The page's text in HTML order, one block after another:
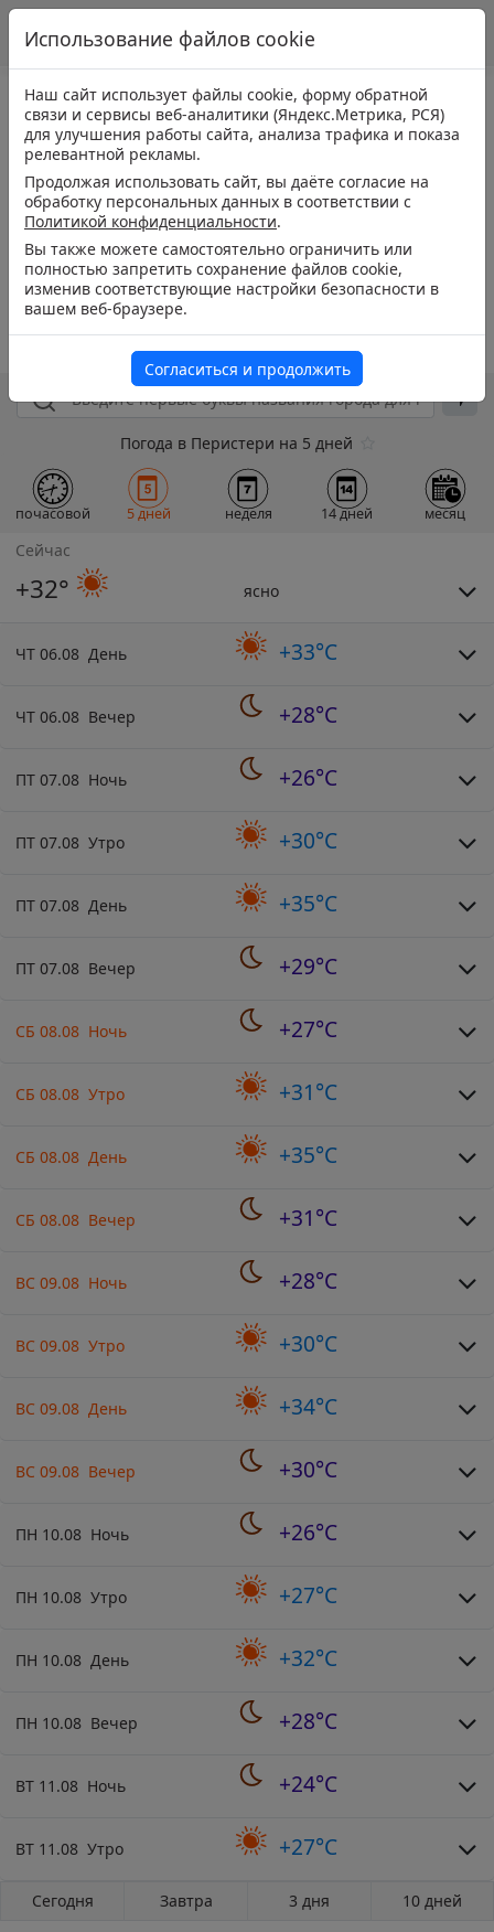
Погода в Перистери на 5 дней
почасовой 5 дней неделя 14 дней месяц
Сейчас
+32° ясно
ЧТ 06.08 День +33°C
ЧТ 06.08 Вечер +28°C
ПТ 07.08 Ночь +26°C
ПТ 07.08 Утро +30°C
ПТ 07.08 День +35°C
ПТ 07.08 Вечер +29°C
СБ 08.08 Ночь +27°C
СБ 08.08 Утро +31°C
СБ 08.08 День +35°C
СБ 08.08 Вечер +31°C
ВС 09.08 Ночь +28°C
ВС 09.08 Утро +30°C
ВС 09.08 День +34°C
ВС 09.08 Вечер +30°C
ПН 10.08 Ночь +26°C
ПН 10.08 Утро +27°C
ПН 10.08 День +32°C
ПН 10.08 Вечер +28°C
ВТ 11.08 Ночь +24°C
ВТ 11.08 Утро +27°C
Сегодня Завтра 3 дня 10 дней
Использование файлов cookie
Наш сайт использует файлы cookie, форму обратной
связи и сервисы веб-аналитики (Яндекс.Метрика, РСЯ)
для улучшения работы сайта, анализа трафика и показа
релевантной рекламы.
Продолжая использовать сайт, вы даёте согласие на
обработку персональных данных в соответствии с
Политикой конфиденциальности.
Вы также можете самостоятельно ограничить или
полностью запретить сохранение файлов cookie,
изменив соответствующие настройки безопасности в
вашем веб-браузере.
Согласиться и продолжить